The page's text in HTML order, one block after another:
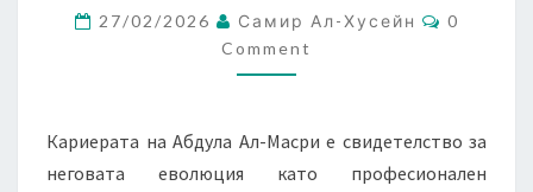
КЛЮЧОВИ
ИЗПЪЛНЕНИЯ,
НАГРАДИ
27/02/2026 Самир Ал-Хусейн
0
Comment
Кариерата на Абдула Ал-Масри е свидетелство за
неговата еволюция като професионален